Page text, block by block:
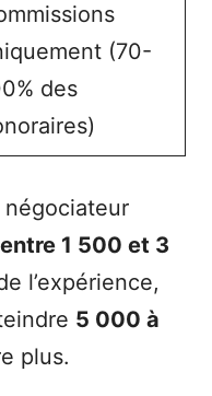
(70-
des
entre 1 500 et 3
l’expérience,
5 000 à
plus.